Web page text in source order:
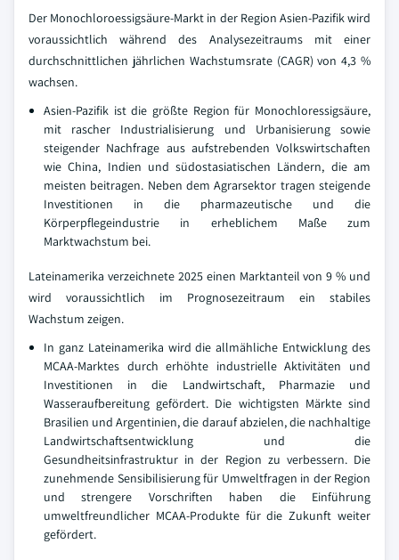
Der Monochloroessigsäure-Markt in der Region Asien-Pazifik wird
voraussichtlich während des Analysezeitraums mit einer
durchschnittlichen jährlichen Wachstumsrate (CAGR) von 4,3 %
wachsen.
Asien-Pazifik ist die größte Region für Monochloressigsäure,
mit rascher Industrialisierung und Urbanisierung sowie
steigender Nachfrage aus aufstrebenden Volkswirtschaften
wie China, Indien und südostasiatischen Ländern, die am
meisten beitragen. Neben dem Agrarsektor tragen steigende
Investitionen in die pharmazeutische und die
Körperpflegeindustrie in erheblichem Maße zum
Marktwachstum bei.
Lateinamerika verzeichnete 2025 einen Marktanteil von 9 % und
wird voraussichtlich im Prognosezeitraum ein stabiles
Wachstum zeigen.
In ganz Lateinamerika wird die allmähliche Entwicklung des
MCAA-Marktes durch erhöhte industrielle Aktivitäten und
Investitionen in die Landwirtschaft, Pharmazie und
Wasseraufbereitung gefördert. Die wichtigsten Märkte sind
Brasilien und Argentinien, die darauf abzielen, die nachhaltige
Landwirtschaftsentwicklung und die
Gesundheitsinfrastruktur in der Region zu verbessern. Die
zunehmende Sensibilisierung für Umweltfragen in der Region
und strengere Vorschriften haben die Einführung
umweltfreundlicher MCAA-Produkte für die Zukunft weiter
gefördert.